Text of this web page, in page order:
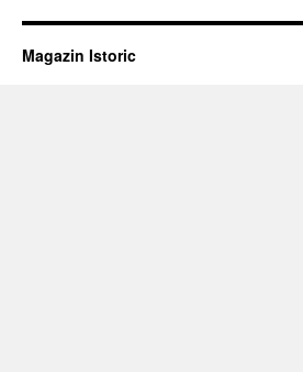
Magazin Istoric